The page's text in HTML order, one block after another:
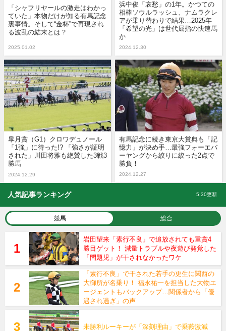
「シャフリヤールの激走はわかっ
ていた」本物だけが知る有馬記念
裏事情。そして“金杯”で再現され
る波乱の結末とは？
2025.01.02
浜中俊「哀愁」の1年。かつての
相棒ソウルラッシュ、ナムラクレ
アが乗り替わりで結果…2025年
「希望の光」は世代屈指の快速馬
か
2024.12.30
皐月賞（G1）クロワデュノール
「1強」に待った!? 「強さが証明
された」川田将雅も絶賛した3戦3
勝馬
2024.12.29
有馬記念に続き東京大賞典も「記
憶力」が決め手…最強フォーエバ
ーヤングから絞りに絞った2点で
勝負！
2024.12.27
人気記事ランキング 5:30更新
競馬 総合
岩田望来「素行不良」で追放されても重賞4
勝目ゲット！ 減量トラブルや夜遊び発覚した
「問題児」が干されなかったワケ
「素行不良」で干された若手の更生に関西の
大御所が名乗り！ 福永祐一を担当した大物エ
ージェントもバックアップ…関係者から「優
遇され過ぎ」の声
未勝利ルーキーが「深刻理由」で乗鞍激減